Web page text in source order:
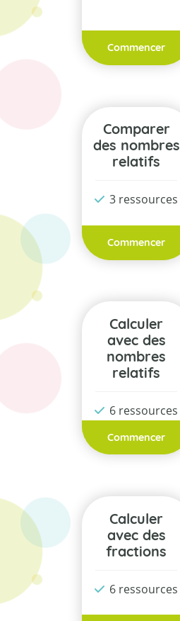
Commencer
Comparer
des nombres
relatifs
3 ressources
Commencer
Calculer
avec des
nombres
relatifs
6 ressources
Commencer
Calculer
avec des
fractions
6 ressources